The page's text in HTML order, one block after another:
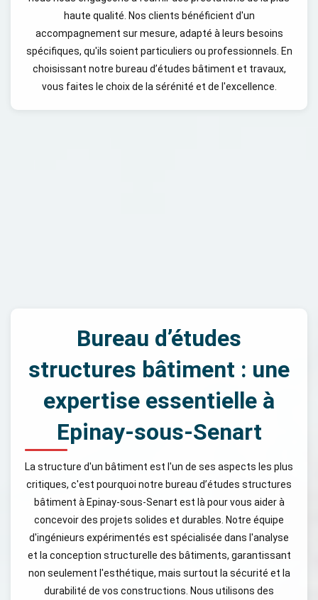
haute qualité. Nos clients bénéficient d'un
accompagnement sur mesure, adapté à leurs besoins
spécifiques, qu'ils soient particuliers ou professionnels. En
choisissant notre bureau d’études bâtiment et travaux,
vous faites le choix de la sérénité et de l'excellence.
Bureau d’études
structures bâtiment : une
expertise essentielle à
Epinay-sous-Senart
La structure d'un bâtiment est l'un de ses aspects les plus
critiques, c'est pourquoi notre bureau d’études structures
bâtiment à Epinay-sous-Senart est là pour vous aider à
concevoir des projets solides et durables. Notre équipe
d'ingénieurs expérimentés est spécialisée dans l'analyse
et la conception structurelle des bâtiments, garantissant
non seulement l'esthétique, mais surtout la sécurité et la
durabilité de vos constructions. Nous utilisons des